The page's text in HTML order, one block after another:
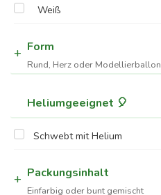
Weiß
Form
Rund, Herz oder Modellierballon
Heliumgeeignet 🎈
Schwebt mit Helium
Packungsinhalt
Einfarbig oder bunt gemischt